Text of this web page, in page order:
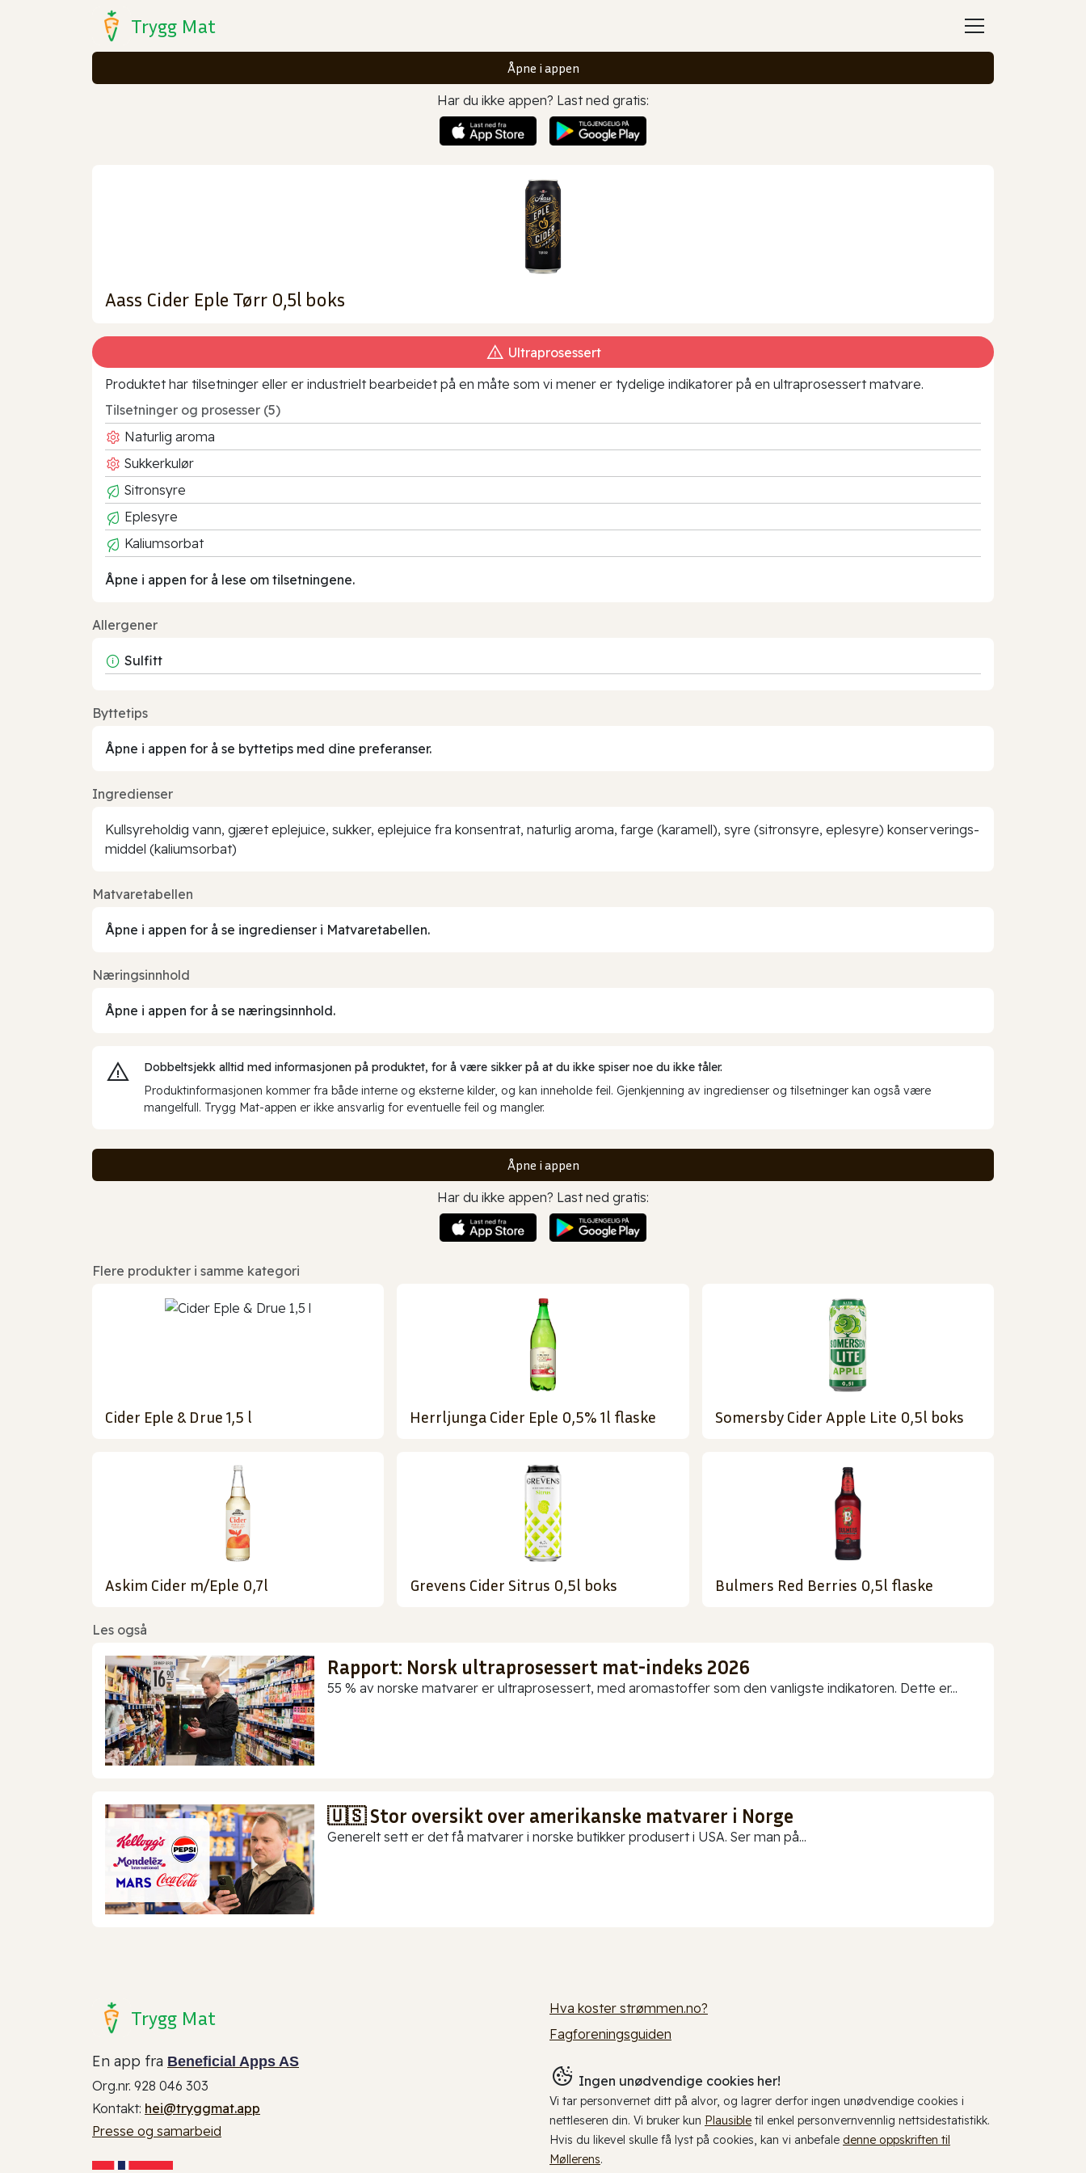
Trygg Mat
Åpne i appen
Har du ikke appen? Last ned gratis:
Aass Cider Eple Tørr 0,5l boks
Ultraprosessert
Produktet har tilsetninger eller er industrielt bearbeidet på en måte som vi mener er tydelige indikatorer på en ultraprosessert matvare.
Tilsetninger og prosesser (5)
Naturlig aroma
Sukkerkulør
Sitronsyre
Eplesyre
Kaliumsorbat
Åpne i appen for å lese om tilsetningene.
Allergener
Sulfitt
Byttetips
Åpne i appen for å se byttetips med dine preferanser.
Ingredienser
Kullsyreholdig vann, gjæret eplejuice, sukker, eplejuice fra konsentrat, naturlig aroma, farge (karamell), syre (sitronsyre, eplesyre) konserverings-
middel (kaliumsorbat)
Matvaretabellen
Åpne i appen for å se ingredienser i Matvaretabellen.
Næringsinnhold
Åpne i appen for å se næringsinnhold.
Dobbeltsjekk alltid med informasjonen på produktet, for å være sikker på at du ikke spiser noe du ikke tåler.
Produktinformasjonen kommer fra både interne og eksterne kilder, og kan inneholde feil. Gjenkjenning av ingredienser og tilsetninger kan også være
mangelfull. Trygg Mat-appen er ikke ansvarlig for eventuelle feil og mangler.
Åpne i appen
Har du ikke appen? Last ned gratis:
Flere produkter i samme kategori
Cider Eple & Drue 1,5 l Herrljunga Cider Eple 0,5% 1l flaske Somersby Cider Apple Lite 0,5l boks
Askim Cider m/Eple 0,7l Grevens Cider Sitrus 0,5l boks Bulmers Red Berries 0,5l flaske
Les også
Rapport: Norsk ultraprosessert mat-indeks 2026
55 % av norske matvarer er ultraprosessert, med aromastoffer som den vanligste indikatoren. Dette er...
🇺🇸 Stor oversikt over amerikanske matvarer i Norge
Generelt sett er det få matvarer i norske butikker produsert i USA. Ser man på...
Trygg Mat
En app fra Beneficial Apps AS
Org.nr. 928 046 303
Kontakt: hei@tryggmat.app
Presse og samarbeid
Hva koster strømmen.no?
Fagforeningsguiden
Ingen unødvendige cookies her!
Vi tar personvernet ditt på alvor, og lagrer derfor ingen unødvendige cookies i
nettleseren din. Vi bruker kun Plausible til enkel personvernvennlig nettsidestatistikk.
Hvis du likevel skulle få lyst på cookies, kan vi anbefale denne oppskriften til
Møllerens.